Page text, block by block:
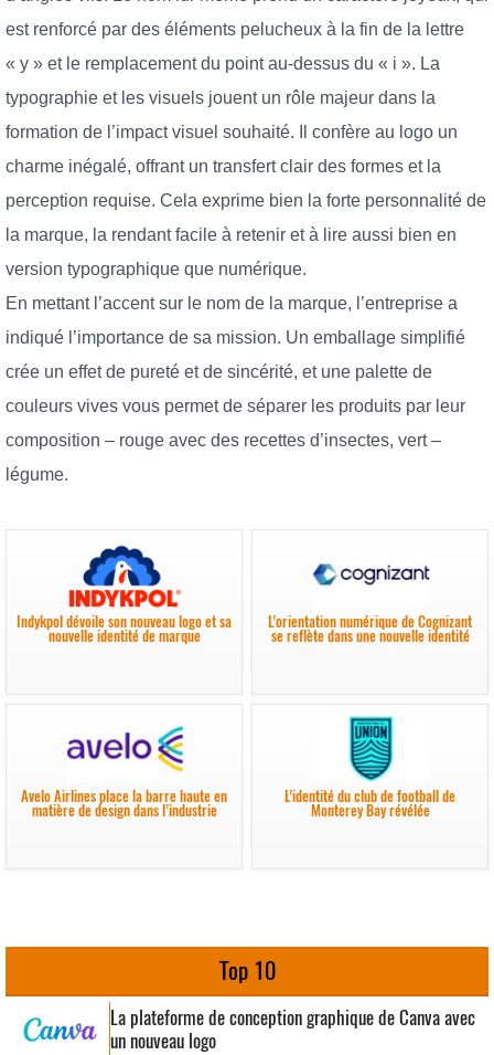
est renforcé par des éléments pelucheux à la fin de la lettre
« y » et le remplacement du point au-dessus du « i ». La
typographie et les visuels jouent un rôle majeur dans la
formation de l’impact visuel souhaité. Il confère au logo un
charme inégalé, offrant un transfert clair des formes et la
perception requise. Cela exprime bien la forte personnalité de
la marque, la rendant facile à retenir et à lire aussi bien en
version typographique que numérique.
En mettant l’accent sur le nom de la marque, l’entreprise a
indiqué l’importance de sa mission. Un emballage simplifié
crée un effet de pureté et de sincérité, et une palette de
couleurs vives vous permet de séparer les produits par leur
composition – rouge avec des recettes d’insectes, vert –
légume.
Indykpol dévoile son nouveau logo et sa
nouvelle identité de marque
L’orientation numérique de Cognizant
se reflète dans une nouvelle identité
Avelo Airlines place la barre haute en
matière de design dans l’industrie
L’identité du club de football de
Monterey Bay révélée
Top 10
La plateforme de conception graphique de Canva avec
un nouveau logo